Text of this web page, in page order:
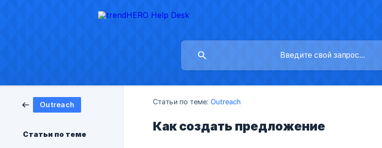
Outreach
Статьи по теме
Статьи по теме: Outreach
Как создать предложение